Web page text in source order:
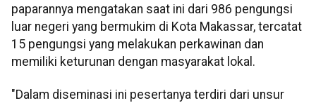
paparannya mengatakan saat ini dari 986 pengungsi
luar negeri yang bermukim di Kota Makassar, tercatat
15 pengungsi yang melakukan perkawinan dan
memiliki keturunan dengan masyarakat lokal.
"Dalam diseminasi ini pesertanya terdiri dari unsur